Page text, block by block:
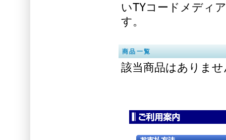
いTYコードメディ
す。
商品一覧
該当商品はありませ